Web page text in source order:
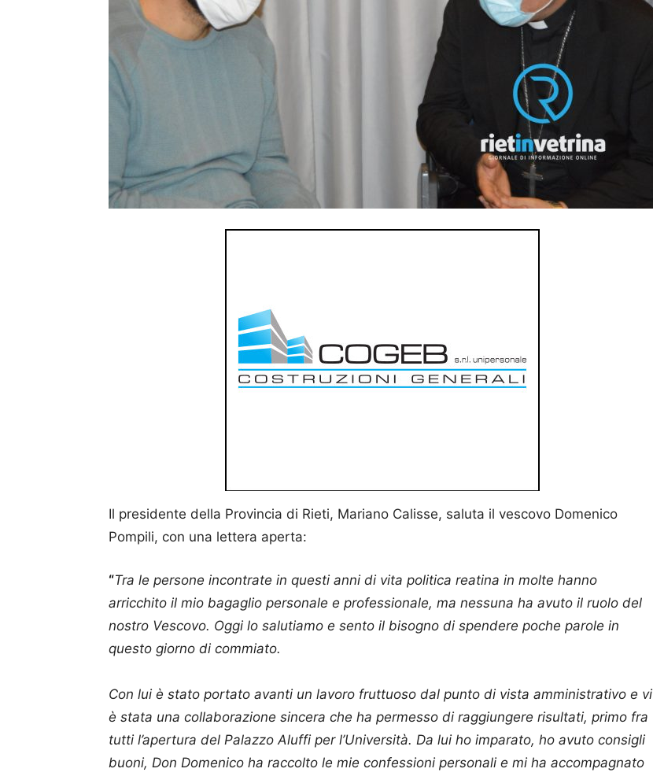
Il presidente della Provincia di Rieti, Mariano Calisse, saluta il vescovo Domenico
Pompili, con una lettera aperta:
“Tra le persone incontrate in questi anni di vita politica reatina in molte hanno
arricchito il mio bagaglio personale e professionale, ma nessuna ha avuto il ruolo del
nostro Vescovo. Oggi lo salutiamo e sento il bisogno di spendere poche parole in
questo giorno di commiato.
Con lui è stato portato avanti un lavoro fruttuoso dal punto di vista amministrativo e vi
è stata una collaborazione sincera che ha permesso di raggiungere risultati, primo fra
tutti l’apertura del Palazzo Aluffi per l’Università. Da lui ho imparato, ho avuto consigli
buoni, Don Domenico ha raccolto le mie confessioni personali e mi ha accompagnato